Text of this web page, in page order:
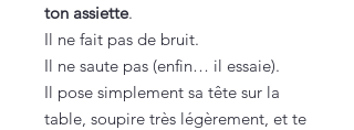
ton assiette.
Il ne fait pas de bruit.
Il ne saute pas (enfin… il essaie).
Il pose simplement sa tête sur la
table, soupire très légèrement, et te